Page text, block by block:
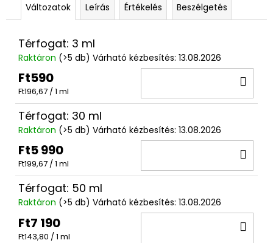
Változatok Leírás Értékelés Beszélgetés
Térfogat: 3 ml
Raktáron (>5 db) Várható kézbesítés: 13.08.2026
Ft590
Egységár:
Ft196,67 / 1 ml
Térfogat: 30 ml
Raktáron (>5 db) Várható kézbesítés: 13.08.2026
Ft5 990
Egységár:
Ft199,67 / 1 ml
Térfogat: 50 ml
Raktáron (>5 db) Várható kézbesítés: 13.08.2026
Ft7 190
Egységár:
Ft143,80 / 1 ml